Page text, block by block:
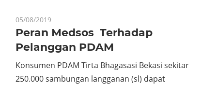
05/08/2019
Peran Medsos Terhadap
Pelanggan PDAM
Konsumen PDAM Tirta Bhagasasi Bekasi sekitar
250.000 sambungan langganan (sl) dapat